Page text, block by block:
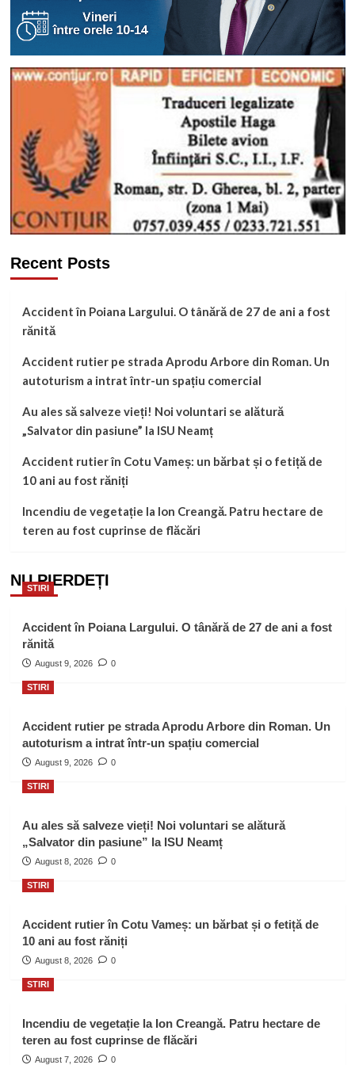
Recent Posts
Accident în Poiana Largului. O tânără de 27 de ani a fost
rănită
Accident rutier pe strada Aprodu Arbore din Roman. Un
autoturism a intrat într-un spațiu comercial
Au ales să salveze vieți! Noi voluntari se alătură
„Salvator din pasiune” la ISU Neamț
Accident rutier în Cotu Vameș: un bărbat și o fetiță de
10 ani au fost răniți
Incendiu de vegetație la Ion Creangă. Patru hectare de
teren au fost cuprinse de flăcări
NU PIERDEȚI
STIRI
Accident în Poiana Largului. O tânără de 27 de ani a fost
rănită
August 9, 2026 0
STIRI
Accident rutier pe strada Aprodu Arbore din Roman. Un
autoturism a intrat într-un spațiu comercial
August 9, 2026 0
STIRI
Au ales să salveze vieți! Noi voluntari se alătură
„Salvator din pasiune” la ISU Neamț
August 8, 2026 0
STIRI
Accident rutier în Cotu Vameș: un bărbat și o fetiță de
10 ani au fost răniți
August 8, 2026 0
STIRI
Incendiu de vegetație la Ion Creangă. Patru hectare de
teren au fost cuprinse de flăcări
August 7, 2026 0